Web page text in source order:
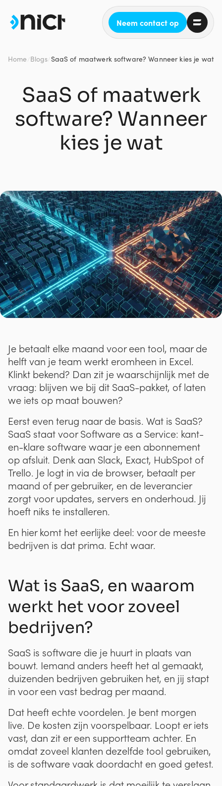
Neem contact op
Home Blogs SaaS of maatwerk software? Wanneer kies je wat
SaaS of maatwerk
software? Wanneer
kies je wat
Je betaalt elke maand voor een tool, maar de
helft van je team werkt eromheen in Excel.
Klinkt bekend? Dan zit je waarschijnlijk met de
vraag: blijven we bij dit SaaS-pakket, of laten
we iets op maat bouwen?
Eerst even terug naar de basis. Wat is SaaS?
SaaS staat voor Software as a Service: kant-
en-klare software waar je een abonnement
op afsluit. Denk aan Slack, Exact, HubSpot of
Trello. Je logt in via de browser, betaalt per
maand of per gebruiker, en de leverancier
zorgt voor updates, servers en onderhoud. Jij
hoeft niks te installeren.
En hier komt het eerlijke deel: voor de meeste
bedrijven is dat prima. Echt waar.
Wat is SaaS, en waarom
werkt het voor zoveel
bedrijven?
SaaS is software die je huurt in plaats van
bouwt. Iemand anders heeft het al gemaakt,
duizenden bedrijven gebruiken het, en jij stapt
in voor een vast bedrag per maand.
Dat heeft echte voordelen. Je bent morgen
live. De kosten zijn voorspelbaar. Loopt er iets
vast, dan zit er een supportteam achter. En
omdat zoveel klanten dezelfde tool gebruiken,
is de software vaak doordacht en goed getest.